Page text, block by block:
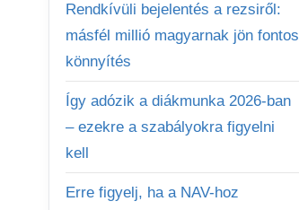
Rendkívüli bejelentés a rezsiről:
másfél millió magyarnak jön fontos
könnyítés
Így adózik a diákmunka 2026-ban
– ezekre a szabályokra figyelni
kell
Erre figyelj, ha a NAV-hoz